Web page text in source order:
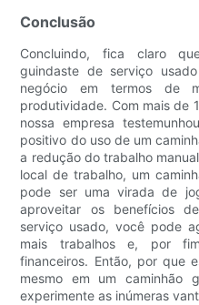
Conclusão
Concluindo, fica claro
guindaste de serviço
negócio em termos de
produtividade. Com mais de
nossa empresa
positivo do uso de um
a redução do trabalho
local de trabalho, um
pode ser uma virada de
aproveitar os benefícios
serviço usado, você pode
mais trabalhos e, por
financeiros. Então, por que
mesmo em um caminhão
experimente as inúmeras